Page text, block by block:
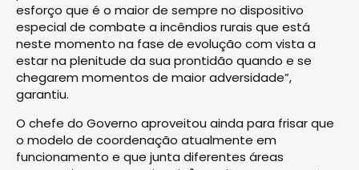
esforço que é o maior de sempre no dispositivo
especial de combate a incêndios rurais que está
neste momento na fase de evolução com vista a
estar na plenitude da sua prontidão quando e se
chegarem momentos de maior adversidade”,
garantiu.
O chefe do Governo aproveitou ainda para frisar que
o modelo de coordenação atualmente em
funcionamento e que junta diferentes áreas